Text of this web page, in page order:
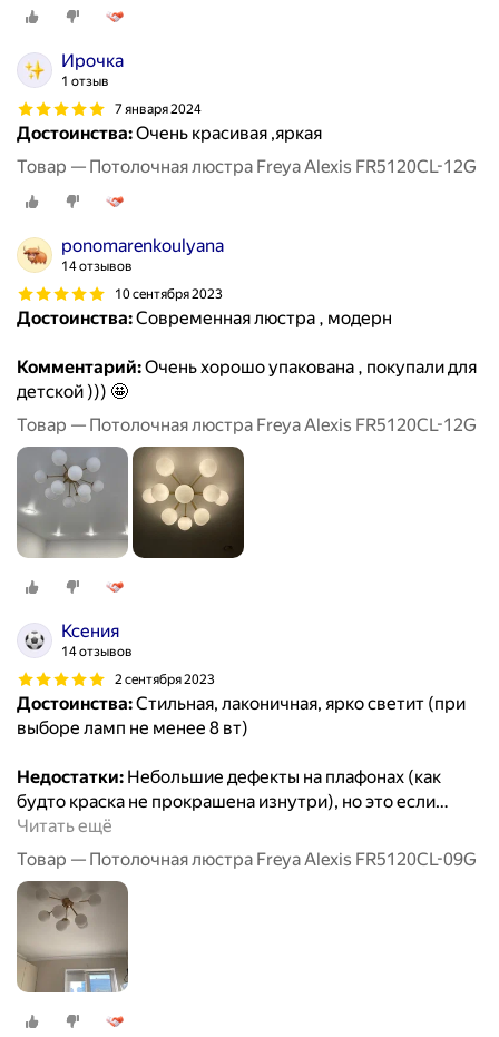
Ирочка
1 отзыв
7 января 2024
Достоинства:Очень красивая ,яркая
Товар — Потолочная люстра Freya Alexis FR5120CL-12G
ponomarenkoulyana
14 отзывов
10 сентября 2023
Достоинства:Современная люстра , модерн
Комментарий:Очень хорошо упакована , покупали для
детской ))) 🤩
Товар — Потолочная люстра Freya Alexis FR5120CL-12G
Ксения
14 отзывов
2 сентября 2023
Достоинства:Стильная, лаконичная, ярко светит (при
выборе ламп не менее 8 вт)
Недостатки: Небольшие дефекты на плафонах (как
будто краска не прокрашена изнутри), но это если…
Читать ещё
Товар — Потолочная люстра Freya Alexis FR5120CL-09G